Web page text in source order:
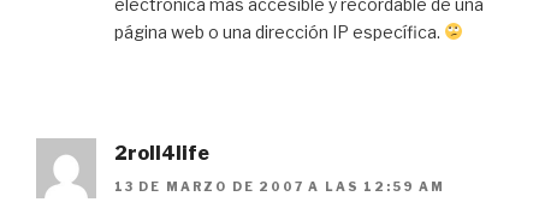
página web o una dirección IP específica.
2roll4life
13 DE MARZO DE 2007 A LAS 12:59 AM